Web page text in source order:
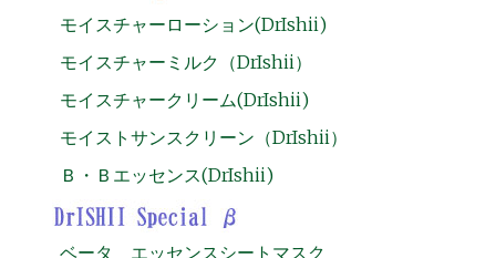
モイスチャーローション(DrIshii)
モイスチャーミルク（DrIshii）
モイスチャークリーム(DrIshii)
モイストサンスクリーン（DrIshii）
Ｂ・Ｂエッセンス(DrIshii)
ベータ エッセンスシートマスク